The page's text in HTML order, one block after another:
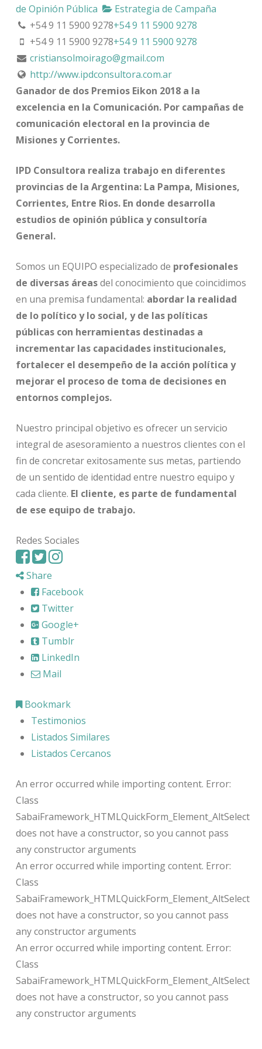
de Opinión Pública
Estrategia de Campaña
+54 9 11 5900 9278+54 9 11 5900 9278
+54 9 11 5900 9278+54 9 11 5900 9278
cristiansolmoirago@gmail.com
http://www.ipdconsultora.com.ar
Ganador de dos Premios Eikon 2018 a la
excelencia en la Comunicación. Por campañas de
comunicación electoral en la provincia de
Misiones y Corrientes.
IPD Consultora realiza trabajo en diferentes
provincias de la Argentina: La Pampa, Misiones,
Corrientes, Entre Rios. En donde desarrolla
estudios de opinión pública y consultoría
General.
Somos un EQUIPO especializado de profesionales
de diversas áreasdel conocimiento que coincidimos
en una premisa fundamental: abordar la realidad
de lo político y lo social, y de las políticas
públicas con herramientas destinadas a
incrementar las capacidades institucionales,
fortalecer el desempeño de la acción política y
mejorar el proceso de toma de decisiones en
entornos complejos.
Nuestro principal objetivo es ofrecer un servicio
integral de asesoramiento a nuestros clientes con el
fin de concretar exitosamente sus metas, partiendo
de un sentido de identidad entre nuestro equipo y
cada cliente. El cliente, es parte de fundamental
de ese equipo de trabajo.
Redes Sociales
Share
Facebook
Twitter
Google+
Tumblr
LinkedIn
Mail
Bookmark
Testimonios
Listados Similares
Listados Cercanos
An error occurred while importing content. Error:
Class
SabaiFramework_HTMLQuickForm_Element_AltSelect
does not have a constructor, so you cannot pass
any constructor arguments
An error occurred while importing content. Error:
Class
SabaiFramework_HTMLQuickForm_Element_AltSelect
does not have a constructor, so you cannot pass
any constructor arguments
An error occurred while importing content. Error:
Class
SabaiFramework_HTMLQuickForm_Element_AltSelect
does not have a constructor, so you cannot pass
any constructor arguments